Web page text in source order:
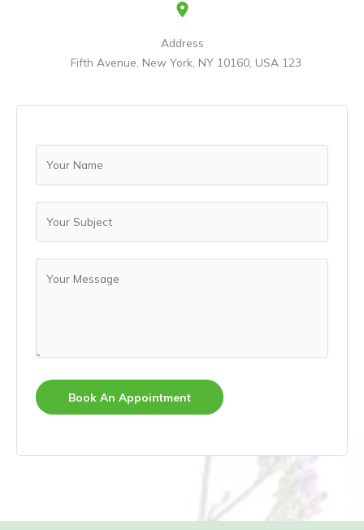
Address
123 Fifth Avenue, New York, NY 10160, USA
Book An Appointment